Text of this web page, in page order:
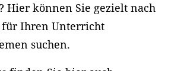
Hier können Sie gezielt nach
Ihren Unterricht
suchen.